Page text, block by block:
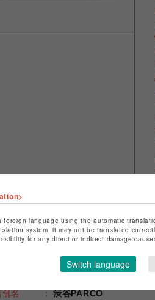
舗名
渋谷PARCO
language using the automatic
system, it may not be translated
for any direct or indirect damage
Switch language